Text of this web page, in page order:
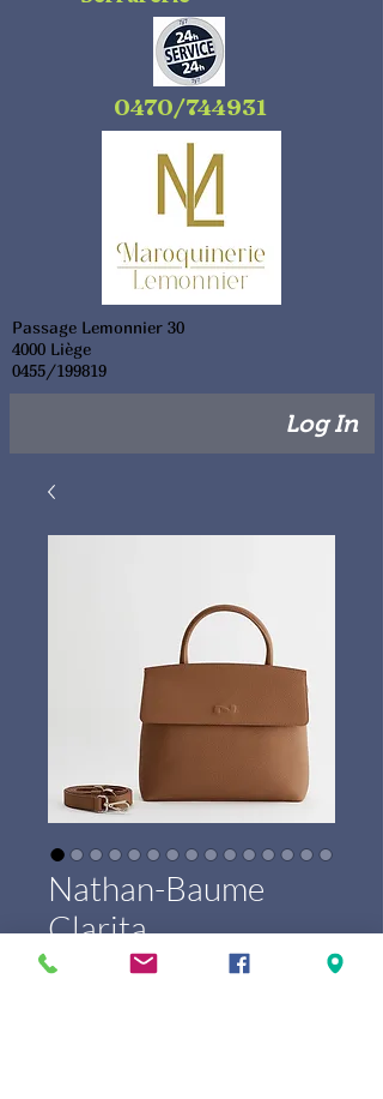
0470/744931
Passage Lemonnier 30
4000 Liège
0455/199819
Log In
Nathan-Baume
Clarita
€389.00 Price